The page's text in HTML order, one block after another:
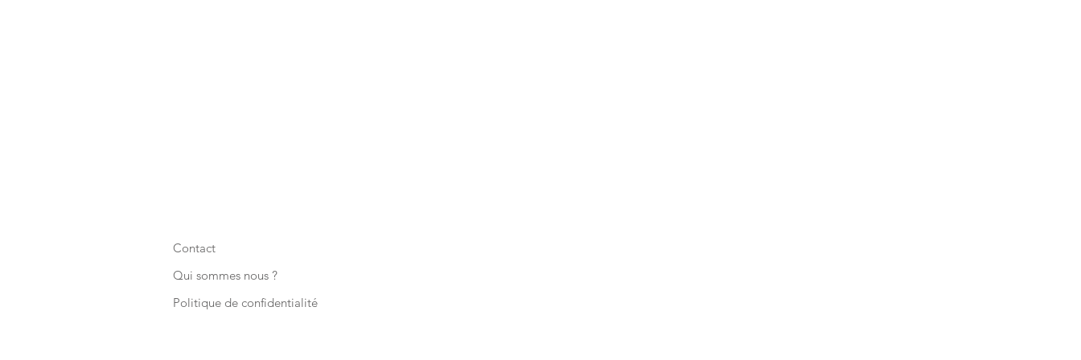
Contact
Qui sommes nous ?
Politique de confidentialité